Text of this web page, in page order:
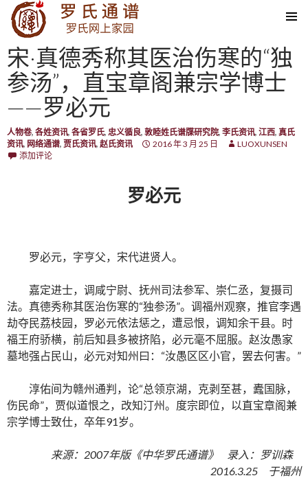
SKIP TO CONTENT
宋·真德秀称其医治伤寒的“独
参汤”，直宝章阁兼宗学博士
——罗必元
人物卷, 各姓资讯, 各省罗氏, 忠义循良, 敦睦姓氏谱牒研究院, 李氏资讯, 江西, 真氏
资讯, 网络通谱, 贾氏资讯, 赵氏资讯 2016 年 3 月 25 日
LUOXUNSEN
添加评论
罗必元
罗必元，字亨父，宋代进贤人。
嘉定进士，调咸宁尉、抚州司法参军、崇仁丞，复摄司
法。真德秀称其医治伤寒的“独参汤”。调福州观察，推官李遇
劫夺民荔枝园，罗必元依法惩之，遭忌恨，调知余干县。时
福王府骄横，前后知县多被挤陷，必元毫不屈服。赵汝愚家
墓地强占民山，必元对知州曰：“汝愚区区小官，罢去何害。”
淳佑间为赣州通判，论“总领京湖，克剥至甚，蠹国脉，
伤民命”，贾似道恨之，改知汀州。度宗即位，以直宝章阁兼
宗学博士致仕，卒年91岁。
来源：2007年版《中华罗氏通谱》 录入：罗训森
2016.3.25 于福州